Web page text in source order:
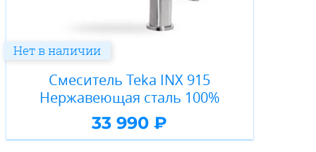
Смеситель Teka INX 915
Нержавеющая сталь 100%
33 990 ₽
Нет в наличии